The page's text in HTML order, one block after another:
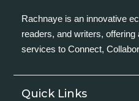
Rachnaye is an innovative
readers, and writers,
services to Connect,
Quick Links